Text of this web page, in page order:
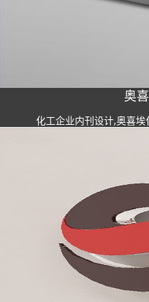
奥
化工企业内刊设计,奥喜